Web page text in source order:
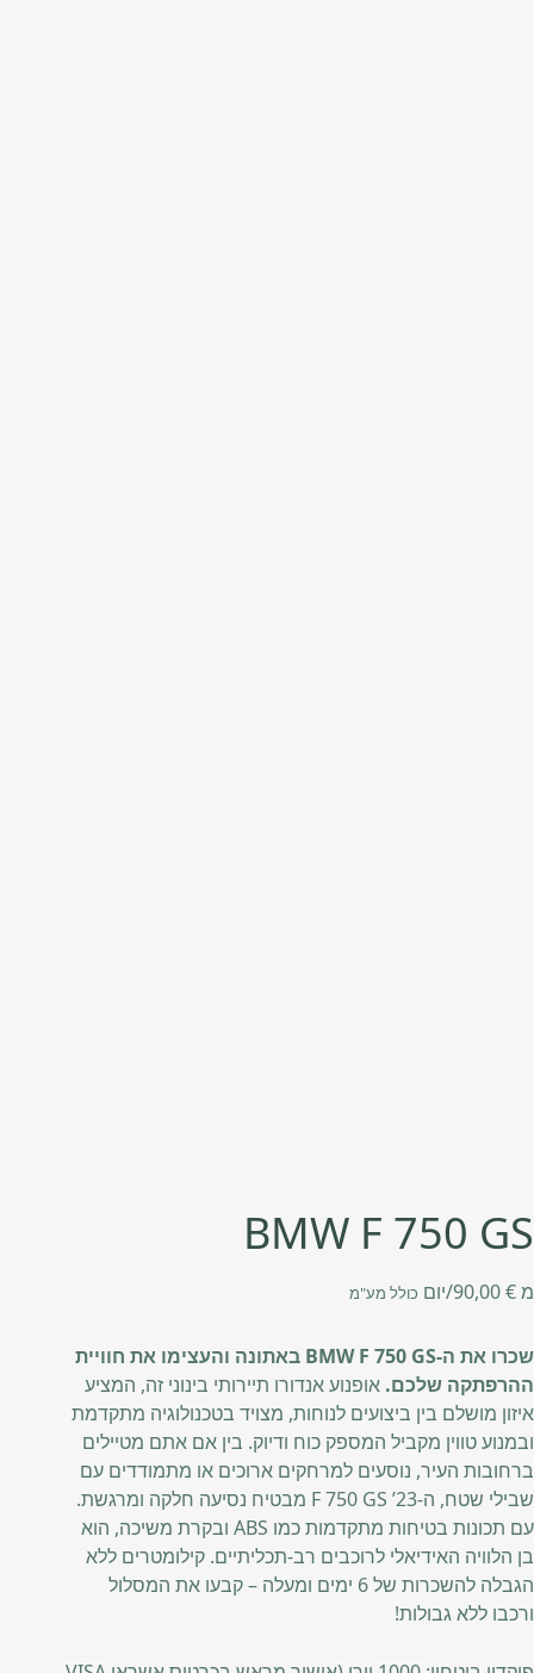
BMW F 750 GS
מ 90,00€ /יום כולל מע"מ
שכרו את ה-BMW F 750 GS באתונה והעצימו את חוויית
ההרפתקה שלכם. אופנוע אנדורו תיירותי בינוני זה, המציע
איזון מושלם בין ביצועים לנוחות, מצויד בטכנולוגיה מתקדמת
ובמנוע טווין מקביל המספק כוח ודיוק. בין אם אתם מטיילים
ברחובות העיר, נוסעים למרחקים ארוכים או מתמודדים עם
שבילי שטח, ה-F 750 GS ’23 מבטיח נסיעה חלקה ומרגשת.
עם תכונות בטיחות מתקדמות כמו ABS ובקרת משיכה, הוא
בן הלוויה האידיאלי לרוכבים רב-תכליתיים. קילומטרים ללא
הגבלה להשכרות של 6 ימים ומעלה – קבעו את המסלול
ורכבו ללא גבולות!